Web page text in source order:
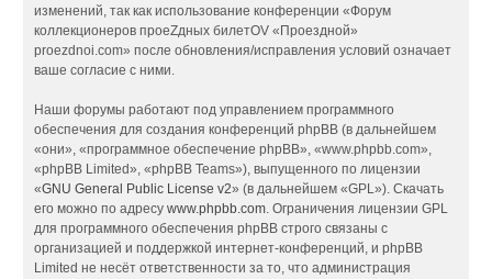
изменений, так как использование конференции «Форум
коллекционеров проеZдных билетOV «Проездной»
proezdnoi.com» после обновления/исправления условий означает
ваше согласие с ними.
Наши форумы работают под управлением программного
обеспечения для создания конференций phpBB (в дальнейшем
«они», «программное обеспечение phpBB», «www.phpbb.com»,
«phpBB Limited», «phpBB Teams»), выпущенного по лицензии
«GNU General Public License v2» (в дальнейшем «GPL»). Скачать
его можно по адресуwww.phpbb.com. Ограничения лицензии GPL
для программного обеспечения phpBB строго связаны с
организацией и поддержкой интернет-конференций, и phpBB
Limited не несёт ответственности за то, что администрация